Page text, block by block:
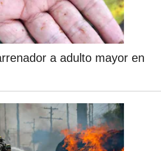
a adulto mayor en